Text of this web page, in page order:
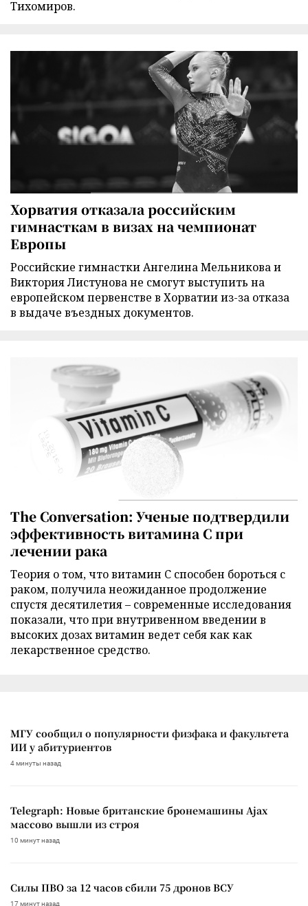
Тихомиров.
Хорватия отказала российским
гимнасткам в визах на чемпионат
Европы
Российские гимнастки Ангелина Мельникова и
Виктория Листунова не смогут выступить на
европейском первенстве в Хорватии из-за отказа
в выдаче въездных документов.
The Conversation: Ученые подтвердили
эффективность витамина C при
лечении рака
Теория о том, что витамин C способен бороться с
раком, получила неожиданное продолжение
спустя десятилетия – современные исследования
показали, что при внутривенном введении в
высоких дозах витамин ведет себя как как
лекарственное средство.
МГУ сообщил о популярности физфака и факультета
ИИ у абитуриентов
4 минуты назад
Telegraph: Новые британские бронемашины Ajax
массово вышли из строя
10 минут назад
Силы ПВО за 12 часов сбили 75 дронов ВСУ
17 минут назад